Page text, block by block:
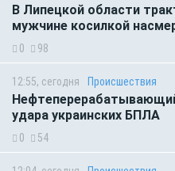
В Липецкой области
мужчине косилкой
0 98
12:55, сегодня Происшествия
удара украинских БПЛА
0 54